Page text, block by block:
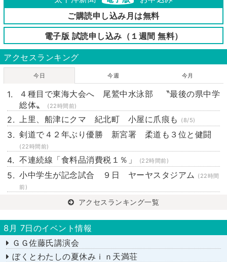
ご購読申し込み月は無料
電子版 試読申し込み（１週間 無料）
アクセスランキング
今日 今週 今月
４種目で東海大会へ 尾鷲中水泳部 〝最後の県中学
総体〟
(22時間前)
上里、船津にクマ 紀北町 小屋に爪痕も (8/5)
剣道で４２年ぶり優勝 新宮署 柔道も３位と健闘
(22時間前)
不連続線「食料品消費税１％」 (22時間前)
小中学生が記念試合 ９日 ヤーヤスタジアム (22時間
前)
アクセスランキング一覧
8月 7日のイベント情報
ＧＧ佐藤氏講演会
ぼくとわたしの夏休みｉｎ天満荘